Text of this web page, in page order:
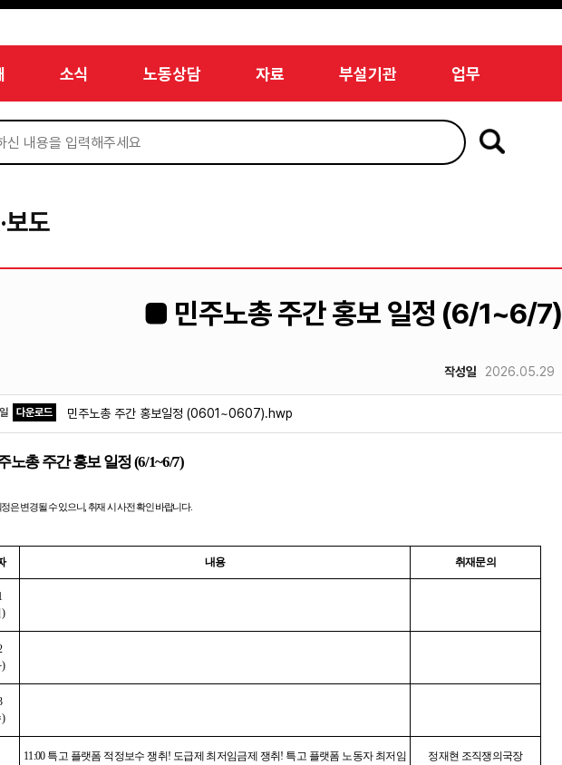
소식 노동상담 자료 부설기관 업무
보도
■ 민주노총 주간 홍보 일정 (6/1~6/7)
작성일 2026.05.29
다운로드 민주노총 주간 홍보일정 (0601~0607).hwp
노총 주간 홍보 일정(6/1~6/7)
정은 변경될 수 있으니 취재 시 사전 확인 바랍니다.
내용 취재문의
)
)
)
11:00 특고 플랫폼 적정보수 쟁취 ! 도급제 최저임금제 쟁취 ! 특고 플랫폼 노동자 최저임
정재현 조직쟁의국장